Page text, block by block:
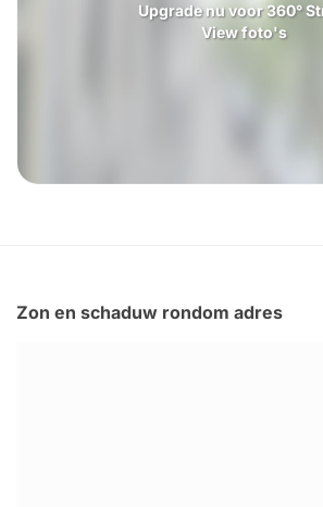
Upgrade nu voor 360°
View foto's
Zon en schaduw rondom adres